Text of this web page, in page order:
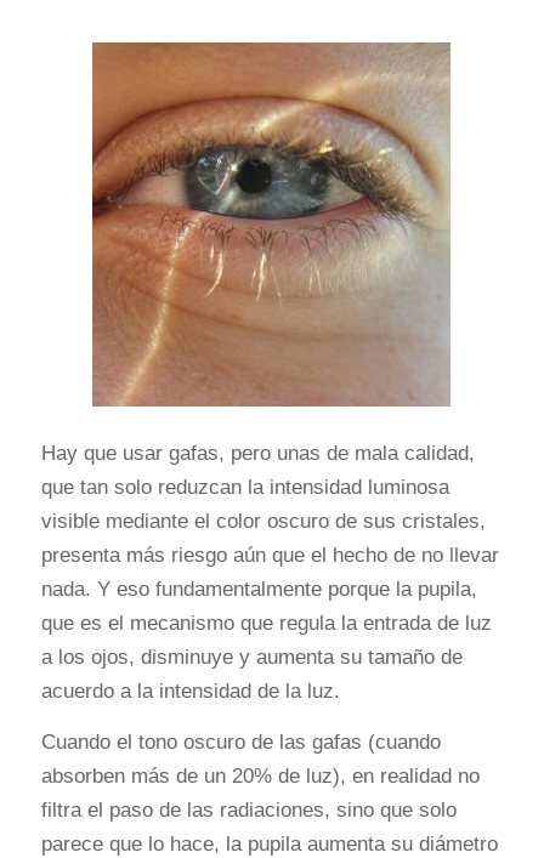
Hay que usar gafas, pero unas de mala calidad,
que tan solo reduzcan la intensidad luminosa
visible mediante el color oscuro de sus cristales,
presenta más riesgo aún que el hecho de no llevar
nada. Y eso fundamentalmente porque la pupila,
que es el mecanismo que regula la entrada de luz
a los ojos, disminuye y aumenta su tamaño de
acuerdo a la intensidad de la luz.
Cuando el tono oscuro de las gafas (cuando
absorben más de un 20% de luz), en realidad no
filtra el paso de las radiaciones, sino que solo
parece que lo hace, la pupila aumenta su diámetro